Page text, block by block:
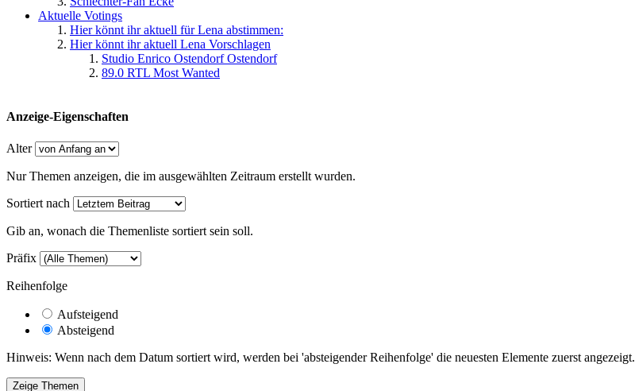
Aktuelle Votings
Hier könnt ihr aktuell für Lena abstimmen:
Hier könnt ihr aktuell Lena Vorschlagen
Studio Enrico Ostendorf Ostendorf
89.0 RTL Most Wanted
Anzeige-Eigenschaften
Alter
Nur Themen anzeigen, die im ausgewählten Zeitraum erstellt wurden.
Sortiert nach
Gib an, wonach die Themenliste sortiert sein soll.
Präfix
Reihenfolge
Aufsteigend
Absteigend
Hinweis: Wenn nach dem Datum sortiert wird, werden bei 'absteigender Reihenfolge' die neuesten Elemente zuerst angezeigt.